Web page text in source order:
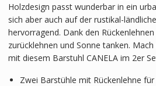
Holzdesign passt wunderbar in ein
sich aber auch auf der rustikal-
hervorragend. Dank den
zurücklehnen und Sonne tanken.
mit diesem Barstuhl CANELA im 2er
Zwei Barstühle mit Rückenlehne